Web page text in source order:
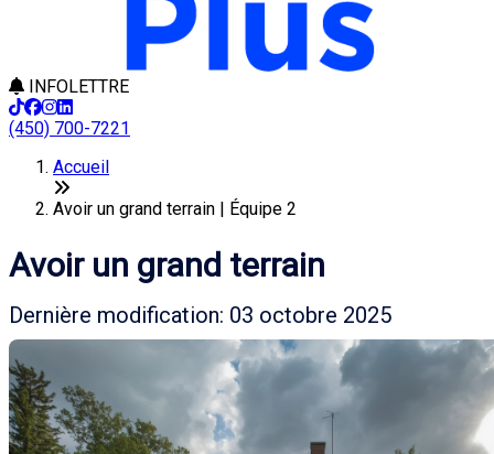
INFOLETTRE
(450) 700-7221
Accueil
Avoir un grand terrain | Équipe 2
Avoir un grand terrain
Dernière modification: 03 octobre 2025